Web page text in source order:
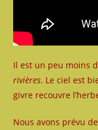
Il est un peu moins
rivières. Le ciel est
givre recouvre
Nous avons prévu